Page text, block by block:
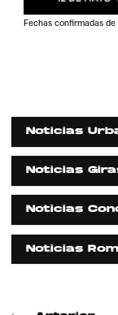
Fechas confirmadas de
Noticias
Noticias
Noticias
Noticias